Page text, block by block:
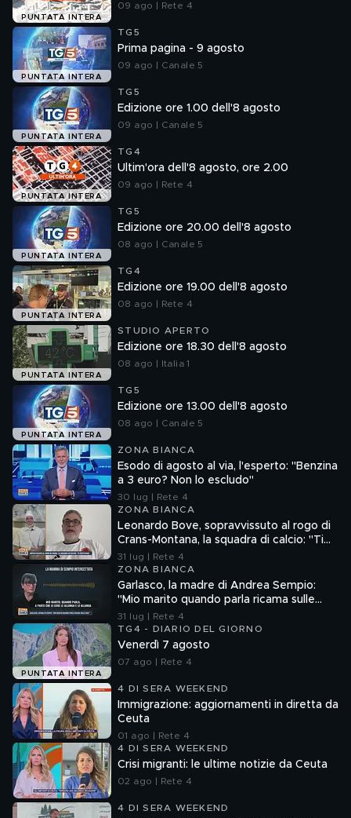
PUNTATA INTERA
09 ago | Rete 4
PUNTATA INTERA
TG5
Prima pagina - 9 agosto
09 ago | Canale 5
PUNTATA INTERA
TG5
Edizione ore 1.00 dell'8 agosto
09 ago | Canale 5
PUNTATA INTERA
TG4
Ultim'ora dell'8 agosto, ore 2.00
09 ago | Rete 4
PUNTATA INTERA
TG5
Edizione ore 20.00 dell'8 agosto
08 ago | Canale 5
PUNTATA INTERA
TG4
Edizione ore 19.00 dell'8 agosto
08 ago | Rete 4
PUNTATA INTERA
STUDIO APERTO
Edizione ore 18.30 dell'8 agosto
08 ago | Italia 1
PUNTATA INTERA
TG5
Edizione ore 13.00 dell'8 agosto
08 ago | Canale 5
ZONA BIANCA
Esodo di agosto al via, l'esperto: "Benzina
a 3 euro? Non lo escludo"
30 lug | Rete 4
ZONA BIANCA
Leonardo Bove, sopravvissuto al rogo di
Crans-Montana, la squadra di calcio: "Ti
aspettiamo"
31 lug | Rete 4
ZONA BIANCA
Garlasco, la madre di Andrea Sempio:
"Mio marito quando parla ricama sulle
cose"
31 lug | Rete 4
PUNTATA INTERA
TG4 - DIARIO DEL GIORNO
Venerdì 7 agosto
07 ago | Rete 4
4 DI SERA WEEKEND
Immigrazione: aggiornamenti in diretta da
Ceuta
01 ago | Rete 4
4 DI SERA WEEKEND
Crisi migranti: le ultime notizie da Ceuta
02 ago | Rete 4
4 DI SERA WEEKEND